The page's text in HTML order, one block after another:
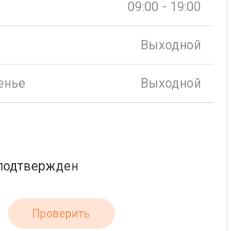
09:00 - 19:00
Выходной
Выходной
Проверить